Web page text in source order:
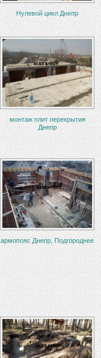
Нулевой цикл Днепр
монтаж плит перекрытия
Днепр
армопояс Днепр, Подгороднее